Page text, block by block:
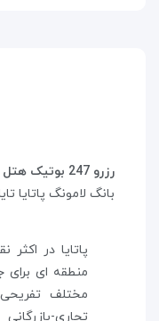
رزرو 247 بوتیک هتل پاتایا
بانگ لامونگ پاتایا
پاتایا در
منطقه ای برای
مختلف
تجاری-